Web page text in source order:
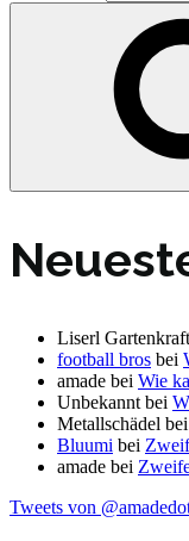
Liserl Gartenkraft
football bros bei
amade bei Wie
Unbekannt bei
Metallschädel bei
Bluumi bei
amade bei
Tweets von